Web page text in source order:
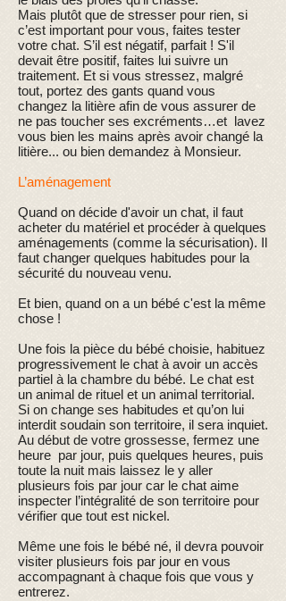
Mais plutôt que de stresser pour rien, si
c’est important pour vous, faites tester
votre chat. S’il est négatif, parfait ! S'il
devait être positif, faites lui suivre un
traitement. Et si vous stressez, malgré
tout, portez des gants quand vous
changez la litière afin de vous assurer de
ne pas toucher ses excréments…et lavez
vous bien les mains après avoir changé la
litière... ou bien demandez à Monsieur.
L’aménagement
Quand on décide d'avoir un chat, il faut
acheter du matériel et procéder à quelques
aménagements (comme la sécurisation). Il
faut changer quelques habitudes pour la
sécurité du nouveau venu.
Et bien, quand on a un bébé c'est la même
chose !
Une fois la pièce du bébé choisie, habituez
progressivement le chat à avoir un accès
partiel à la chambre du bébé. Le chat est
un animal de rituel et un animal territorial.
Si on change ses habitudes et qu’on lui
interdit soudain son territoire, il sera inquiet.
Au début de votre grossesse, fermez une
heure par jour, puis quelques heures, puis
toute la nuit mais laissez le y aller
plusieurs fois par jour car le chat aime
inspecter l’intégralité de son territoire pour
vérifier que tout est nickel.
Même une fois le bébé né, il devra pouvoir
visiter plusieurs fois par jour en vous
accompagnant à chaque fois que vous y
entrerez.